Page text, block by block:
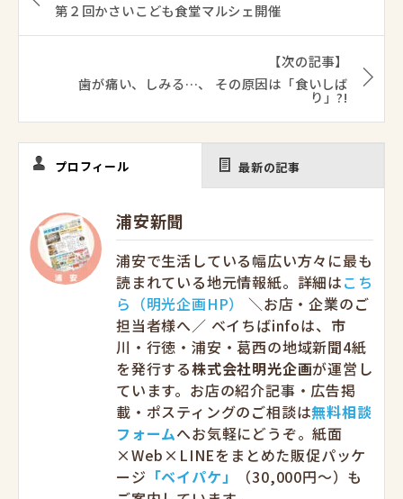
第２回かさいこども食堂マルシェ開催
【次の記事】
歯が痛い、しみる…、 その原因は「食いしば
り」?!
プロフィール 最新の記事
浦安新聞
浦安で生活している幅広い方々に最も
読まれている地元情報紙。詳細はこち
ら（明光企画HP）
＼お店・企業のご
担当者様へ／ ベイちばinfoは、市
川・行徳・浦安・葛西の地域新聞4紙
を発行する株式会社明光企画が運営し
ています。お店の紹介記事・広告掲
載・ポスティングのご相談は無料相談
フォームへお気軽にどうぞ。紙面
×Web×LINEをまとめた販促パッケ
ージ 「ベイパケ」
（30,000円〜）も